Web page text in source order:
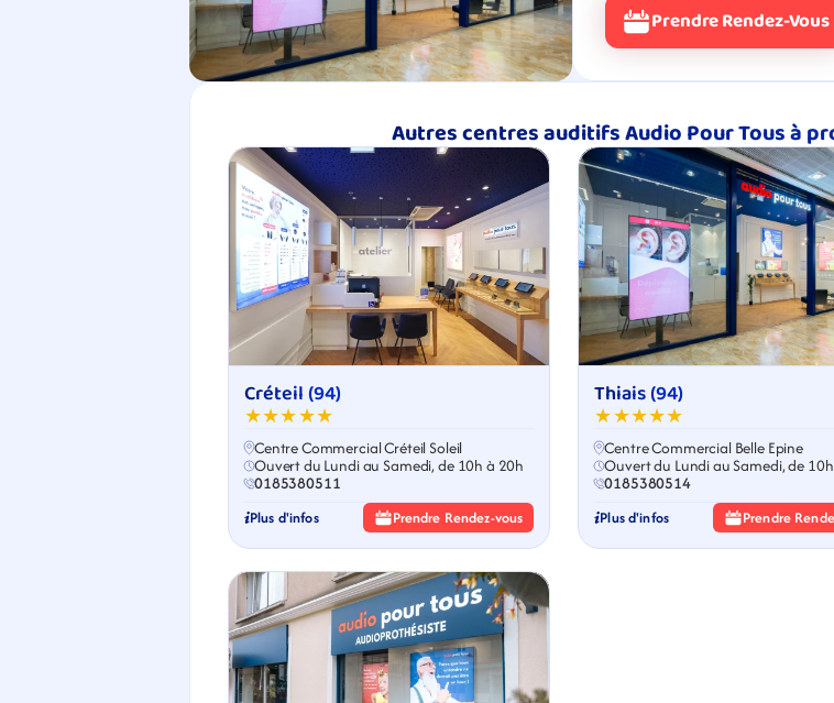
Prendre Rendez-Vous
Autres centres auditifs Audio Pour Tous à
Créteil (94)
★★★★★
Centre Commercial Créteil Soleil
Ouvert du Lundi au Samedi, de 10h à 20h
0185380511
Plus d'infos Prendre Rendez-vous
Thiais (94)
★★★★★
Centre Commercial Belle Epine
Ouvert du Lundi au Samedi, de
0185380514
Plus d'infos Prendre